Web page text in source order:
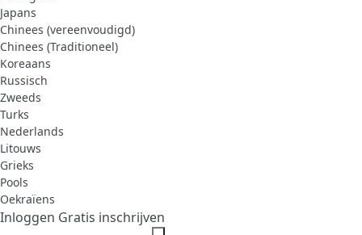
Japans
Chinees (vereenvoudigd)
Chinees (Traditioneel)
Koreaans
Russisch
Zweeds
Turks
Nederlands
Litouws
Grieks
Pools
Oekraïens
Inloggen Gratis inschrijven